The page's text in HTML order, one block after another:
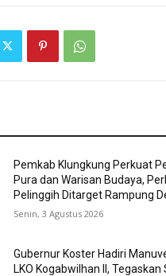
Pemkab Klungkung Perkuat
Pura dan Warisan Budaya,
Pelinggih Ditarget Rampung
Senin, 3 Agustus 2026
Gubernur Koster Hadiri
LKO Kogabwilhan II, Tegaskan